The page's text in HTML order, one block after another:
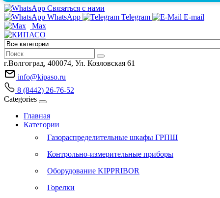
Связаться с нами
WhatsApp
Telegram
E-mail
Max
г.Волгоград, 400074, Ул. Козловская 61
info@kipaso.ru
8 (8442) 26-76-52
Categories
Главная
Категории
Газораспределительные шкафы ГРПШ
Контрольно-измерительные приборы
Оборудование KIPPRIBOR
Горелки